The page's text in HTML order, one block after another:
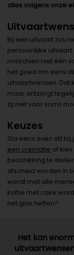
alles volgens onze
Bij een uitvaart zou
persoonlijke uitvaart
misschien niet één
het goed om eens
uitvaartwensen. Dat
maar ontzorgt
zij niet voor soms
Keuzes
Sta eens even stil
een crematie of
beschikking te
afscheid worden in
wordt met alle
koffie met cake
het glas heffen?
Het kan